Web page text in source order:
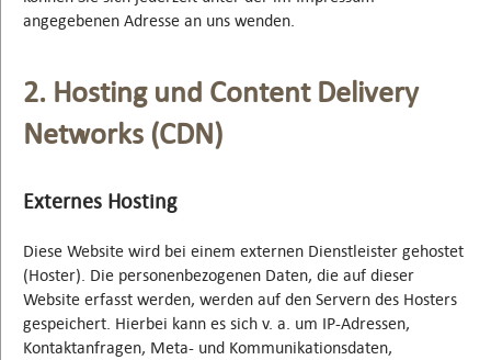
angegebenen Adresse an uns wenden.
2. Hosting und Content Delivery
Networks (CDN)
Externes Hosting
Diese Website wird bei einem externen Dienstleister gehostet
(Hoster). Die personenbezogenen Daten, die auf dieser
Website erfasst werden, werden auf den Servern des Hosters
gespeichert. Hierbei kann es sich v. a. um IP-Adressen,
Kontaktanfragen, Meta- und Kommunikationsdaten,